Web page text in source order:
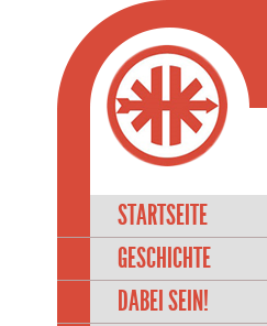
STARTSEITE
GESCHICHTE
DABEI SEIN!